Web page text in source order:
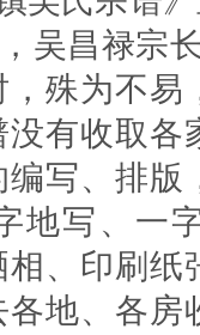
吴昌禄宗
殊为不易
有收取各
写、排版
地写、一
、印刷纸
地、各房